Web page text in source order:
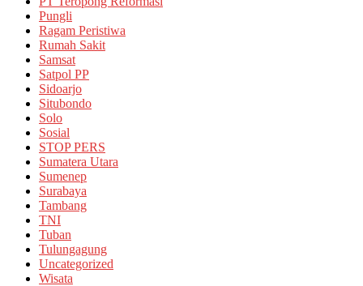
Pungli
Ragam Peristiwa
Rumah Sakit
Samsat
Satpol PP
Sidoarjo
Situbondo
Solo
Sosial
STOP PERS
Sumatera Utara
Sumenep
Surabaya
Tambang
TNI
Tuban
Tulungagung
Uncategorized
Wisata